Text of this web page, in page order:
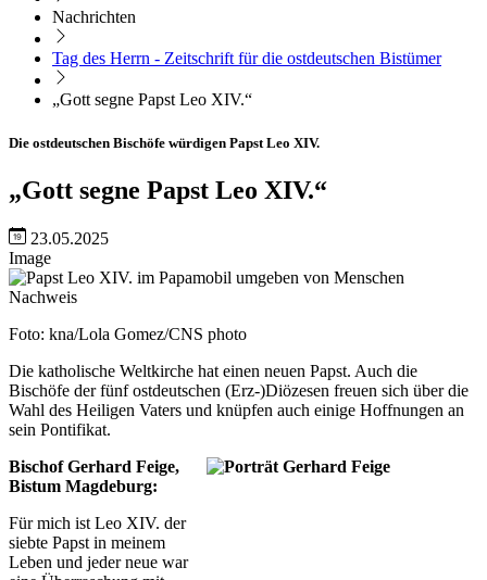
Nachrichten
Tag des Herrn - Zeitschrift für die ostdeutschen Bistümer
„Gott segne Papst Leo XIV.“
Die ostdeutschen Bischöfe würdigen Papst Leo XIV.
„Gott segne Papst Leo XIV.“
23.05.2025
Image
Nachweis
Foto: kna/Lola Gomez/CNS photo
Die katholische Weltkirche hat einen neuen Papst. Auch die
Bischöfe der fünf ostdeutschen (Erz-)Diözesen freuen sich über die
Wahl des Heiligen Vaters und knüpfen auch einige Hoffnungen an
sein Pontifikat.
Bischof Gerhard Feige,
Bistum Magdeburg:
Für mich ist Leo XIV. der
siebte Papst in meinem
Leben und jeder neue war